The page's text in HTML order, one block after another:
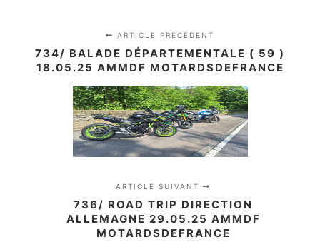
ARTICLE PRÉCÉDENT
734/ BALADE DÉPARTEMENTALE ( 59 )
18.05.25 AMMDF MOTARDSDEFRANCE
ARTICLE SUIVANT
736/ ROAD TRIP DIRECTION
ALLEMAGNE 29.05.25 AMMDF
MOTARDSDEFRANCE